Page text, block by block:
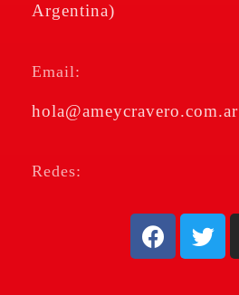
Argentina)
Email:
hola@ameycravero.com.ar
Redes: